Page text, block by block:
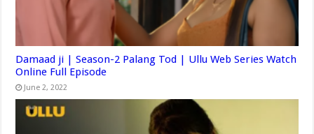
Damaad ji | Season-2 Palang Tod | Ullu Web Series Watch
Online Full Episode
June 2, 2022